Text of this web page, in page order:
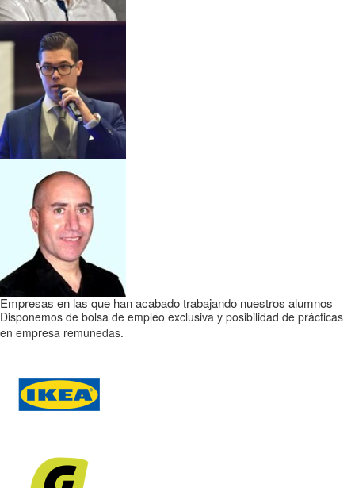
Empresas en las que han acabado trabajando nuestros alumnos
Disponemos de bolsa de empleo exclusiva y posibilidad de prácticas
en empresa remunedas.